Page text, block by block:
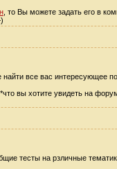
, то Вы можете задать его в
все вас интересующее
вы хотите увидеть на
тесты на рзличные